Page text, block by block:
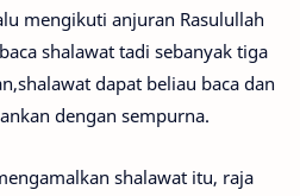
mengikuti anjuran Rasulullah
shalawat tadi sebanyak tiga
dapat beliau baca dan
dengan sempurna.
shalawat itu, raja